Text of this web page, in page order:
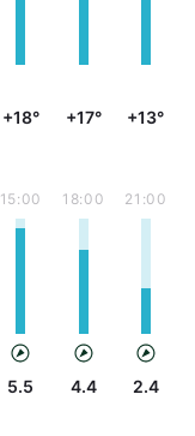
+18° +17° +13°
15:00
5.5
18:00
4.4
21:00
2.4